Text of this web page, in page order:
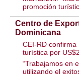
promoción
Centro de
Dominicana
CEI-RD
turística por
“Trabajamos en
utilizando el